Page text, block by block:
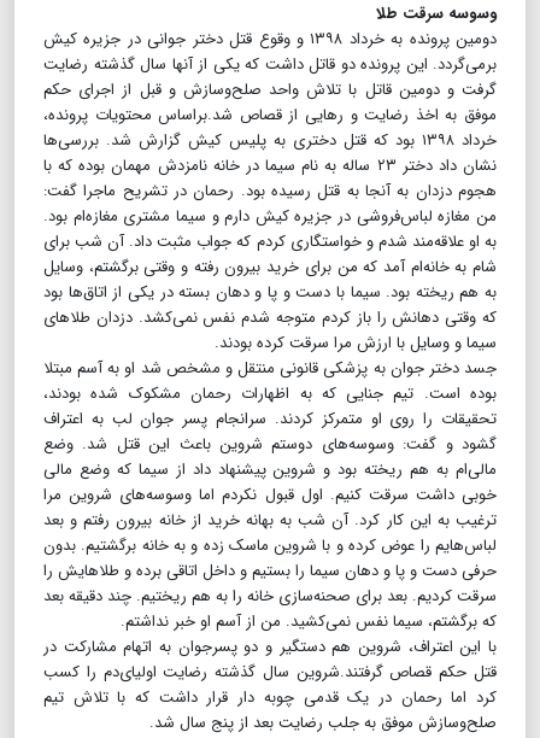
وسوسه سرقت طلا
دومین پرونده به خرداد ۱۳۹۸ و وقوع قتل دختر جوانی در جزیره کیش
برمی‌گردد. این پرونده دو قاتل داشت که یکی از آنها سال گذشته رضایت
گرفت و دومین قاتل با تلاش واحد صلح‌و‌سازش و قبل از اجرای حکم
موفق به اخذ رضایت و‌ رهایی از قصاص شد.براساس محتویات پرونده،
خرداد ۱۳۹۸ بود که قتل دختری به پلیس کیش گزارش شد. بررسی‌ها
نشان داد دختر ۲۳ ساله به نام سیما در خانه نامزدش مهمان بوده که با
هجوم دزدان به آنجا به قتل رسیده بود. رحمان در تشریح ماجرا گفت:
من مغازه لباس‌فروشی در جزیره کیش دارم و سیما مشتری مغازه‌ام بود.
به او علاقه‌مند شدم و خواستگاری کردم که جواب مثبت داد. آن شب برای
شام به خانه‌ام آمد که من برای خرید بیرون رفته و وقتی برگشتم، وسایل
به هم ریخته بود. سیما با دست و پا و دهان بسته در یکی از اتاق‌ها بود
که وقتی دهانش را باز کردم متوجه شدم نفس نمی‌کشد. دزدان طلاهای
سیما و وسایل با ارزش مرا سرقت کرده بودند.
جسد دختر جوان به پزشکی قانونی منتقل و مشخص شد او به آسم مبتلا
بوده است. تیم جنایی که به اظهارات رحمان مشکوک شده بودند،
تحقیقات را روی او متمرکز کردند. سرانجام پسر جوان لب به اعتراف
گشود و گفت: وسوسه‌های دوستم شروین باعث این قتل شد. وضع
مالی‌ام به هم ریخته بود و شروین پیشنهاد داد از سیما که وضع مالی
خوبی داشت سرقت کنیم. اول قبول نکردم اما وسوسه‌های شروین مرا
ترغیب به این کار کرد. آن شب به بهانه خرید از خانه بیرون رفتم و بعد
لباس‌هایم را عوض کرده و با شروین ماسک زده و به خانه برگشتیم‌. بدون
حرفی دست و پا و دهان سیما را بستیم و داخل اتاقی برده و طلاهایش را
سرقت کردیم‌. بعد برای صحنه‌سازی خانه را به هم ریختیم. چند دقیقه بعد
که برگشتم، سیما نفس نمی‌کشید. من از آسم او خبر نداشتم.
با این اعتراف، شروین هم دستگیر و دو پسرجوان به اتهام مشارکت در
قتل حکم قصاص گرفتند.شروین سال گذشته رضایت اولیای‌دم را کسب
کرد اما رحمان در یک قدمی چوبه دار قرار داشت که با تلاش تیم
صلح‌و‌سازش موفق به جلب رضایت بعد از پنج سال شد.